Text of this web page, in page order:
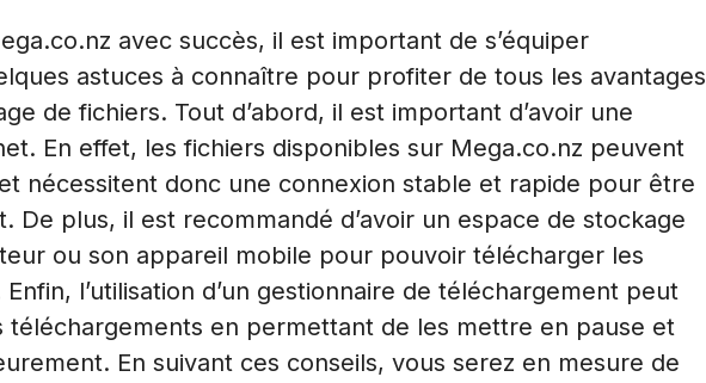
avec succès, il est important de s’équiper
astuces à connaître pour profiter de tous les avantages
de fichiers. Tout d’abord, il est important d’avoir une
En effet, les fichiers disponibles sur Mega.co.nz peuvent
nécessitent donc une connexion stable et rapide pour être
De plus, il est recommandé d’avoir un espace de stockage
ou son appareil mobile pour pouvoir télécharger les
l’utilisation d’un gestionnaire de téléchargement peut
téléchargements en permettant de les mettre en pause et
En suivant ces conseils, vous serez en mesure de